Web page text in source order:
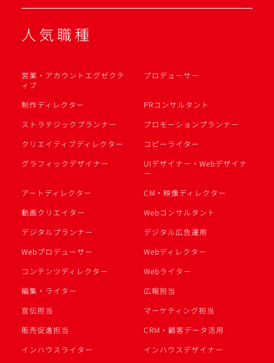
人気職種
営業・アカウントエグゼクテ
ィブ
プロデューサー
制作ディレクター
PRコンサルタント
ストラテジックプランナー
プロモーションプランナー
クリエイティブディレクター
コピーライター
グラフィックデザイナー
UIデザイナー・Webデザイナ
ー
アートディレクター
CM・映像ディレクター
動画クリエイター
Webコンサルタント
デジタルプランナー
デジタル広告運用
Webプロデューサー
Webディレクター
コンテンツディレクター
Webライター
編集・ライター
広報担当
宣伝担当
マーケティング担当
販売促進担当
CRM・顧客データ活用
インハウスライター
インハウスデザイナー